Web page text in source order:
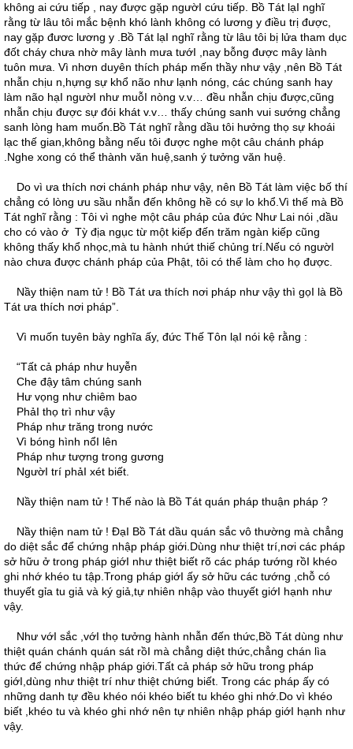
không ai cứu tiếp , nay được gặp ngườI cứu tiếp. Bồ Tát lạI nghĩ
rằng từ lâu tôi mắc bệnh khó lành không có lương y điều trị được,
nay gặp đươc lương y .Bồ Tát lạI nghĩ rằng từ lâu tôi bị lửa tham dục
đốt cháy chưa nhờ mây lành mưa tướI ,nay bỗng được mây lành
tuôn mưa. Vì nhơn duyên thích pháp mến thầy như vậy ,nên Bồ Tát
nhẫn chịu n,hựng sự khổ não như lạnh nóng, các chúng sanh hay
làm não hạI ngườI như muỗI nòng v.v… đều nhẫn chịu được,cũng
nhẫn chịu được sự đói khát v.v… thấy chúng sanh vui sướng chẳng
sanh lòng ham muốn.Bồ Tát nghĩ rằng dầu tôi hưởng thọ sự khoái
lạc thế gian,không bằng nếu tôi được nghe một câu chánh pháp
.Nghe xong có thể thành văn huệ,sanh ý tưởng văn huệ.
Do vì ưa thích nơi chánh pháp như vậy, nên Bồ Tát làm việc bố thí
chẳng có lòng ưu sầu nhẫn đến không hề có sự lo khổ.Vì thế mà Bồ
Tát nghĩ rằng : Tôi vì nghe một câu pháp của đức Như Lai nói ,dầu
cho có vào ở Tỳ địa ngục từ một kiếp đến trăm ngàn kiếp cũng
không thấy khổ nhọc,mà tu hành nhứt thiế chủng trí.Nếu có ngườI
nào chưa được chánh pháp của Phật, tôi có thể làm cho họ được.
Nầy thiện nam tử ! Bồ Tát ưa thích nơi pháp như vậy thì gọI là Bồ
Tát ưa thích nơi pháp”.
Vì muốn tuyên bày nghĩa ấy, đức Thế Tôn lạI nói kệ rằng :
“Tất cả pháp như huyễn
Che đậy tâm chúng sanh
Hư vọng như chiêm bao
PhảI thọ trì như vậy
Pháp như trăng trong nước
Vì bóng hình nổI lên
Pháp như tượng trong gương
NgườI trí phảI xét biết.
Nầy thiện nam tử ! Thế nào là Bồ Tát quán pháp thuận pháp ?
Nầy thiện nam tử ! ÐạI Bồ Tát dầu quán sắc vô thường mà chẳng
do diệt sắc để chứng nhập pháp giới.Dùng như thiệt trí,nơi các pháp
sở hữu ở trong pháp giớI như thiệt biết rõ các pháp tướng rồI khéo
ghi nhớ khéo tu tập.Trong pháp giớI ấy sở hữu các tướng ,chỗ có
thuyết gỉa tu giả và ký giả,tự nhiên nhập vào thuyết giớI hạnh như
vậy.
Như vớI sắc ,vớI thọ tưởng hành nhẫn đến thức,Bồ Tát dùng như
thiệt quán chánh quán sát rồI mà chẳng diệt thức,chẳng chán lìa
thức để chứng nhập pháp giới.Tất cả pháp sở hữu trong pháp
giớI,dùng như thiệt trí như thiệt chứng biết. Trong các pháp ấy có
những danh tự đều khéo nói khéo biết tu khéo ghi nhớ.Do vì khéo
biết ,khéo tu và khéo ghi nhớ nên tự nhiên nhập pháp giớI hạnh như
vậy.